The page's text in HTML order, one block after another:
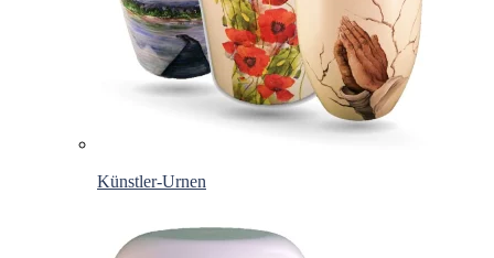
Künstler-Urnen